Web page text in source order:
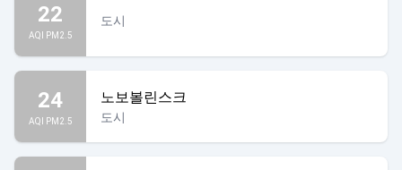
22
AQI PM2.5
도시
24
AQI PM2.5
노보볼린스크
도시